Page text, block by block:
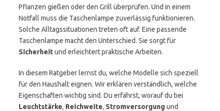
Pflanzen gießen oder den Grill überprüfen. Und in einem
Notfall muss die Taschenlampe zuverlässig funktionieren.
Solche Alltagssituationen treten oft auf. Eine passende
Taschenlampe macht den Unterschied. Sie sorgt für
Sicherheitund erleichtert praktische Arbeiten.
In diesem Ratgeber lernst du, welche Modelle sich speziell
für den Haushalt eignen. Wir erklären verständlich, welche
Eigenschaften wichtig sind. Du erfährst, worauf du bei
Leuchtstärke, Reichweite, Stromversorgung und